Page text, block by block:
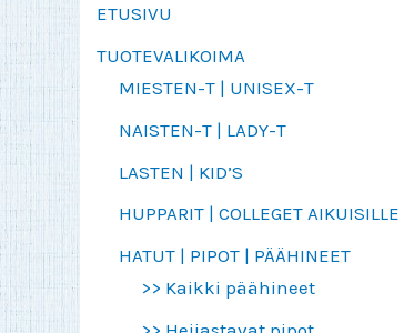
ETUSIVU
TUOTEVALIKOIMA
MIESTEN-T | UNISEX-T
NAISTEN-T | LADY-T
LASTEN | KID’S
HUPPARIT | COLLEGET AIKUISILLE
HATUT | PIPOT | PÄÄHINEET
>> Kaikki päähineet